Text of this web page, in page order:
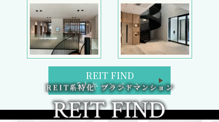
REIT FIND
5大キャンペーン